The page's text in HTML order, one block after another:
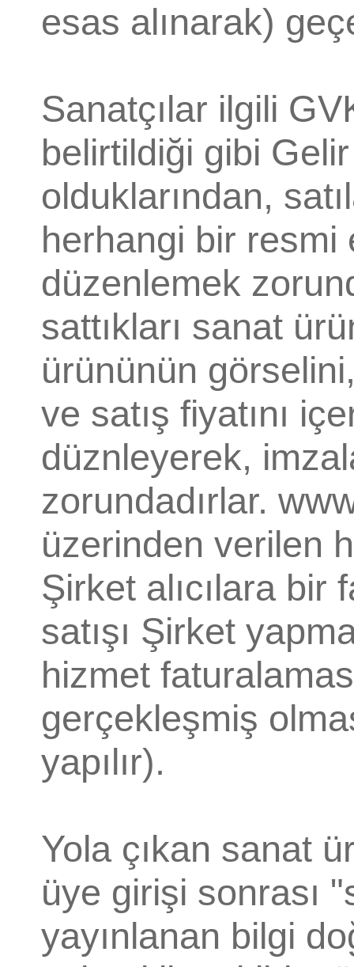
esas alınarak)
Sanatçılar ilgili
belirtildiği gibi
olduklarından,
herhangi bir
düzenlemek
sattıkları sanat
ürününün
ve satış fiyatını
düznleyerek,
zorundadırlar.
üzerinden verilen
Şirket alıcılara
satışı Şirket
hizmet
gerçekleşmiş
yapılır).
Yola çıkan sanat
üye girişi sonrası
yayınlanan bilgi